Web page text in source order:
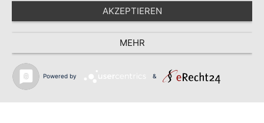
AKZEPTIEREN
MEHR
Powered by &